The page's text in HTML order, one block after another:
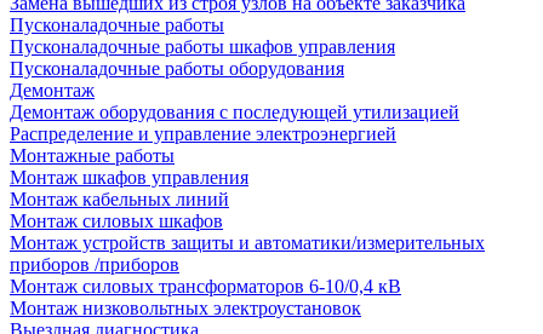
Пусконаладочные работы
Пусконаладочные работы шкафов управления
Пусконаладочные работы оборудования
Демонтаж
Демонтаж оборудования с последующей утилизацией
Распределение и управление электроэнергией
Монтажные работы
Монтаж шкафов управления
Монтаж кабельных линий
Монтаж силовых шкафов
Монтаж устройств защиты и автоматики/измерительных
приборов /приборов
Монтаж силовых трансформаторов 6-10/0,4 кВ
Монтаж низковольтных электроустановок
Выездная диагностика